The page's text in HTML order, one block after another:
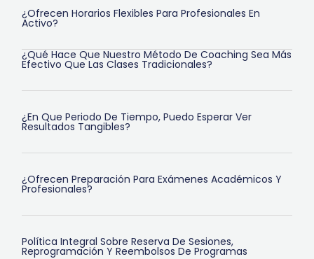
¿Ofrecen Horarios Flexibles Para Profesionales En
Activo?
¿Qué Hace Que Nuestro Método De Coaching Sea Más
Efectivo Que Las Clases Tradicionales?
¿En Que Periodo De Tiempo, Puedo Esperar Ver
Resultados Tangibles?
¿Ofrecen Preparación Para Exámenes Académicos Y
Profesionales?
Política Integral Sobre Reserva De Sesiones,
Reprogramación Y Reembolsos De Programas